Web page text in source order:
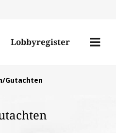
Lobbyregister
Menü
Gutachten